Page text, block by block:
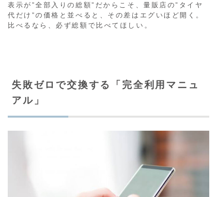
表示が”全部入りの総額”だからこそ、量販店の”タイヤ
代だけ”の価格と並べると、その差はエグいほど開く。
比べるなら、必ず総額で比べてほしい。
失敗ゼロで交換する「完全利用マニュ
アル」